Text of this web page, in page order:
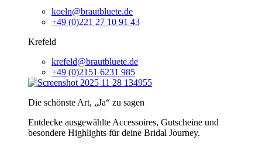
koeln@brautbluete.de
+49 (0)221 27 10 91 43
Krefeld
krefeld@brautbluete.de
+49 (0)2151 6231 985
Die schönste Art, „Ja“ zu sagen
Entdecke ausgewählte Accessoires, Gutscheine und
besondere Highlights für deine Bridal Journey.